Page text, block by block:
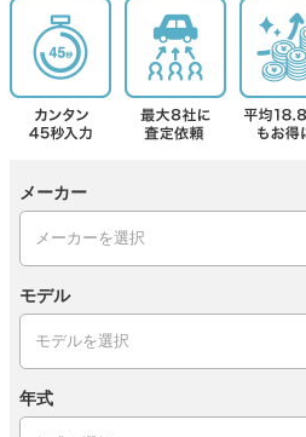
メーカー
モデル
年式